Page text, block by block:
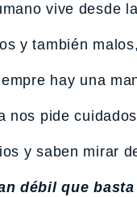
vive desde
y también
hay una
nos pide
y saben mirar
débil que